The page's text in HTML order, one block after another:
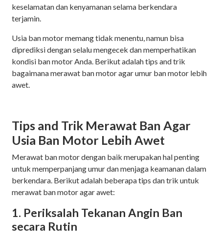
keselamatan dan kenyamanan selama berkendara
terjamin.
Usia ban motor memang tidak menentu, namun bisa
diprediksi dengan selalu mengecek dan memperhatikan
kondisi ban motor Anda. Berikut adalah tips and trik
bagaimana merawat ban motor agar umur ban motor lebih
awet.
Tips and Trik Merawat Ban Agar
Usia Ban Motor Lebih Awet
Merawat ban motor dengan baik merupakan hal penting
untuk memperpanjang umur dan menjaga keamanan dalam
berkendara. Berikut adalah beberapa tips dan trik untuk
merawat ban motor agar awet:
1. Periksalah Tekanan Angin Ban
secara Rutin